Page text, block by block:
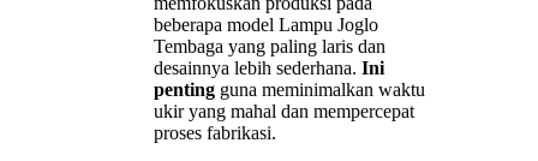
beberapa model Lampu Joglo
Tembaga yang paling laris dan
desainnya lebih sederhana. Ini
penting guna meminimalkan waktu
ukir yang mahal dan mempercepat
proses fabrikasi.